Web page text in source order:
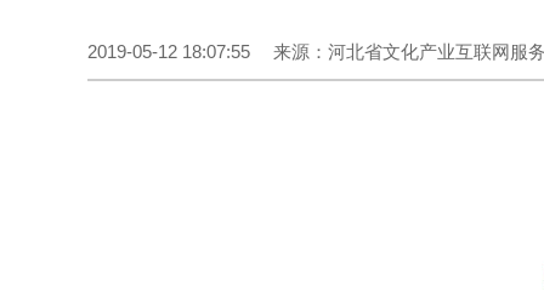
2019-05-12 18:07:55 来源：河北省文化产业互联网服